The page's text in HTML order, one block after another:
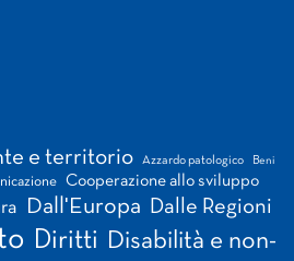
e territorio Azzardo patologico Beni
Cooperazione allo sviluppo
Dall'Europa Dalle Regioni
Diritti Disabilità e non-